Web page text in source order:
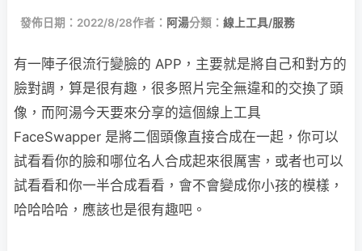
發佈日期：2022/8/28作者： 阿湯分類： 線上工具/服務
有一陣子很流行變臉的 APP，主要就是將自己和對方的
臉對調，算是很有趣，很多照片完全無違和的交換了頭
像，而阿湯今天要來分享的這個線上工具
FaceSwapper 是將二個頭像直接合成在一起，你可以
試看看你的臉和哪位名人合成起來很厲害，或者也可以
試看看和你一半合成看看，會不會變成你小孩的模樣，
哈哈哈哈，應該也是很有趣吧。